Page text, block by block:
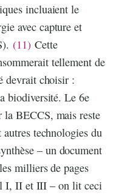
incluaient le
avec capture et
(11)Cette
tellement de
devrait choisir :
biodiversité. Le 6e
la BECCS, mais reste
technologies du
– un document
milliers de pages
I, II et III – on lit ceci